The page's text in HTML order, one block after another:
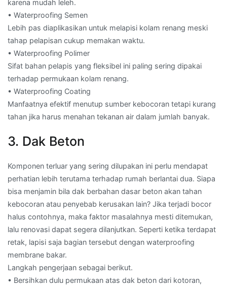
karena mudah leleh.
• Waterproofing Semen
Lebih pas diaplikasikan untuk melapisi kolam renang meski
tahap pelapisan cukup memakan waktu.
• Waterproofing Polimer
Sifat bahan pelapis yang fleksibel ini paling sering dipakai
terhadap permukaan kolam renang.
• Waterproofing Coating
Manfaatnya efektif menutup sumber kebocoran tetapi kurang
tahan jika harus menahan tekanan air dalam jumlah banyak.
3. Dak Beton
Komponen terluar yang sering dilupakan ini perlu mendapat
perhatian lebih terutama terhadap rumah berlantai dua. Siapa
bisa menjamin bila dak berbahan dasar beton akan tahan
kebocoran atau penyebab kerusakan lain? Jika terjadi bocor
halus contohnya, maka faktor masalahnya mesti ditemukan,
lalu renovasi dapat segera dilanjutkan. Seperti ketika terdapat
retak, lapisi saja bagian tersebut dengan waterproofing
membrane bakar.
Langkah pengerjaan sebagai berikut.
• Bersihkan dulu permukaan atas dak beton dari kotoran,